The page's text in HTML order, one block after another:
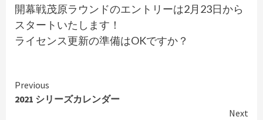
開幕戦茂原ラウンドのエントリーは2月23日から
スタートいたします！
ライセンス更新の準備はOKですか？
Continue
Reading
Previous
2021 シリーズカレンダー
Next